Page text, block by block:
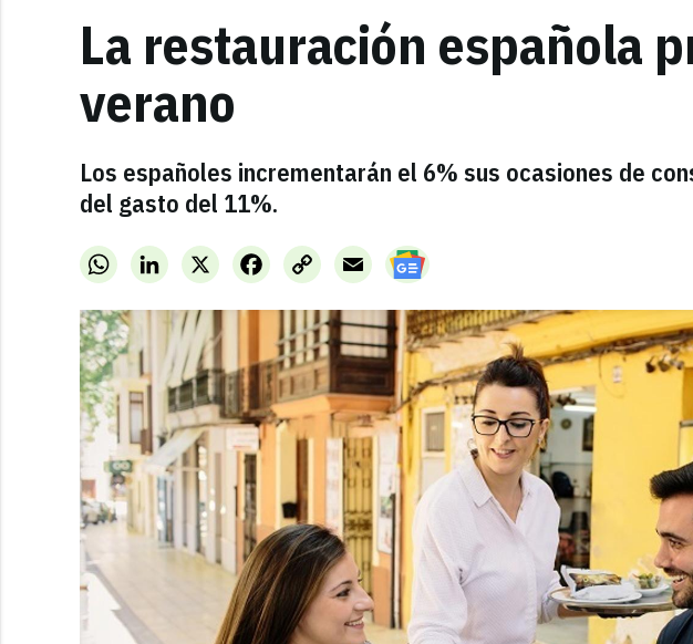
La restauración española
verano
Los españoles incrementarán el 6% sus ocasiones de
del gasto del 11%.
WhatsAppLinkedInX FacebookCopy
Link
Email